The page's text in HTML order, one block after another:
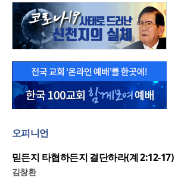
오피니언
믿든지 타협하든지 결단하라(계 2:12-17)
김창환